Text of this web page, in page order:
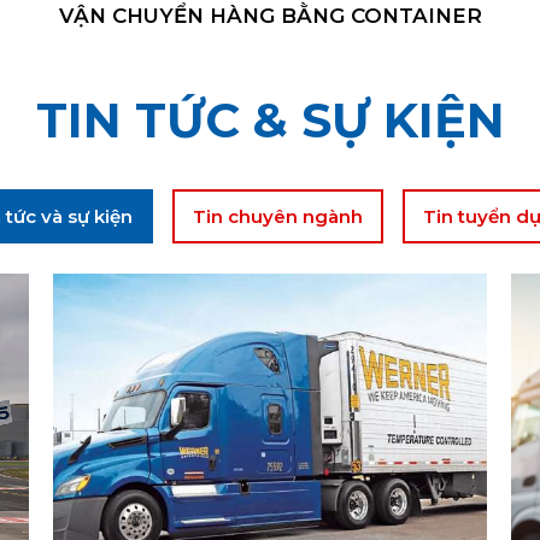
VẬN CHUYỂN ĐA PHƯƠNG TIỆN
TIN TỨC & SỰ KIỆN
tức và sự kiện Tin chuyên ngành Tin tuyển